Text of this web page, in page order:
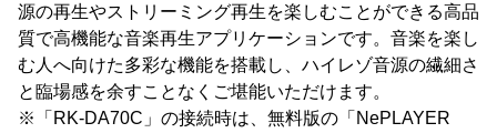
源の再生やストリーミング再生を楽しむことができる高品
質で高機能な音楽再生アプリケーションです。音楽を楽し
む人へ向けた多彩な機能を搭載し、ハイレゾ音源の繊細さ
と臨場感を余すことなくご堪能いただけます。
※「RK-DA70C」の接続時は、無料版の「NePLAYER